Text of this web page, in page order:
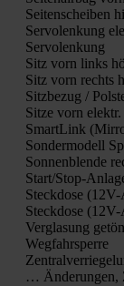
Sei­ten­schei­ben
Ser­vo­len­kung
Ser­vo­len­kung
Sitz vorn links
Sitz vorn rechts
Sitz­be­zug /
Sit­ze vorn
Smart­Link
Son­der­mo­dell
Son­nen­blen­de
Star­t/S­top-
Steck­do­se
Steck­do­se
Ver­gla­sung
Weg­fahr­sper­re
… Ände­run­gen,